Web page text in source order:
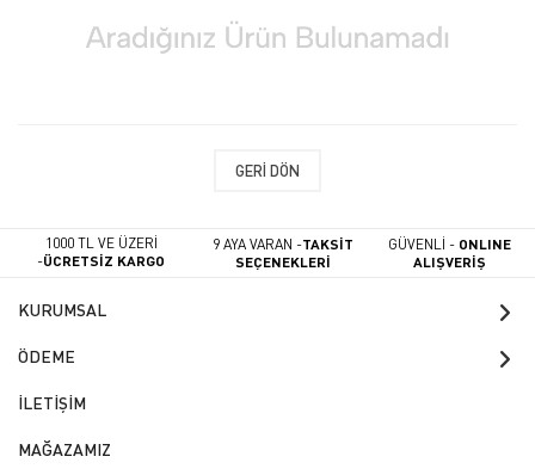
GERI DÖN
1000 TL VE ÜZERİ
-ÜCRETSİZ KARGO
9 AYA VARAN -TAKSİT
SEÇENEKLERİ
GÜVENLİ - ONLINE
ALIŞVERİŞ
KURUMSAL
ÖDEME
İLETİŞİM
MAĞAZAMIZ